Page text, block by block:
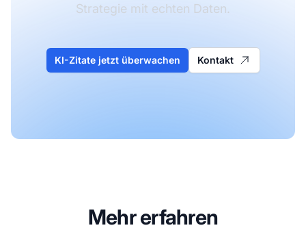
Strategie mit echten Daten.
KI-Zitate jetzt überwachen Kontakt
Mehr erfahren